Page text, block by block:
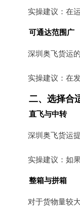
实操建议：在
可通达范围广
深圳奥飞货运的
实操建议：在
二、选择合
直飞与中转
深圳奥飞货运
实操建议：如
整箱与拼箱
对于货物量较